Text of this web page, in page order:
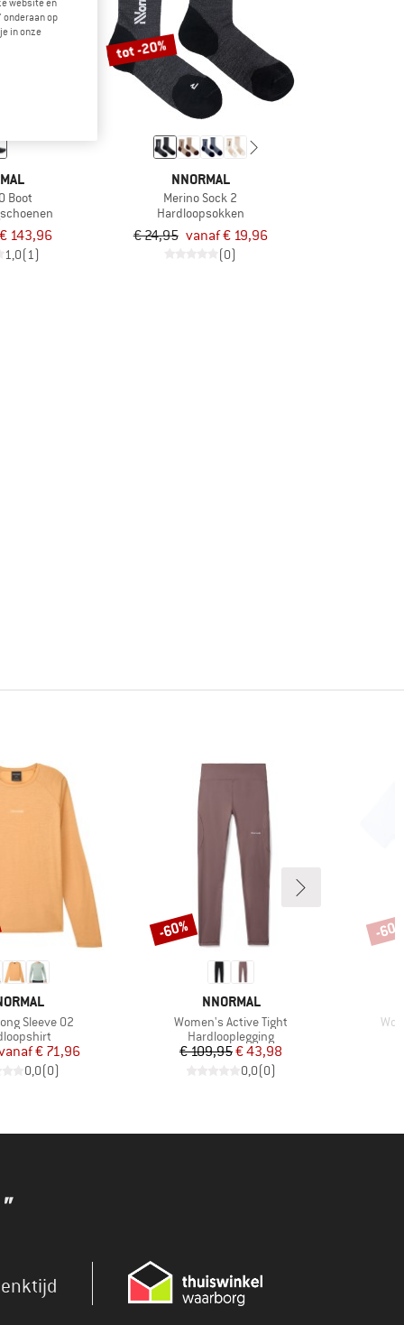
Boot
€ 143,96
1,0(1)
tot -20%
NNORMAL
Merino Sock 2
Hardloopsokken
€ 24,95 vanaf € 19,96
(0)
Sleeve 02
Prijs
Verlaagde prijs
€ 71,96
0,0(0)
MERK
NNORMAL
Artikel
Women's Active Tight
Productgroep
Hardlooplegging
Prijs
€ 109,95Verlaagde prijs
€ 43,98
0,0(0)
Korting
-60% -
onderaan op
in onze